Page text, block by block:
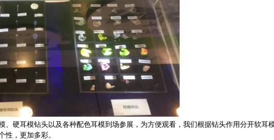
、硬耳模钻头以及各种配色耳模到场参展，为方便观看，我们根据钻头作用分开软
性，更加多彩。